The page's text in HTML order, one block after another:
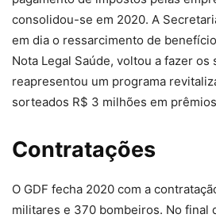
consolidou-se em 2020. A
em dia o ressarcimento de
Nota Legal Saúde, voltou a fazer os
reapresentou um programa
sorteados R$ 3 milhões em
Contratações
O GDF fecha 2020 com a
militares e 370 bombeiros. No final